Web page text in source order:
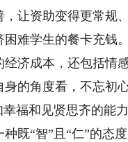
资助变得更常规
难学生的餐卡充钱
济成本，还包括情
的角度看，不忘初
福和见贤思齐的能
既“智”且“仁”的态